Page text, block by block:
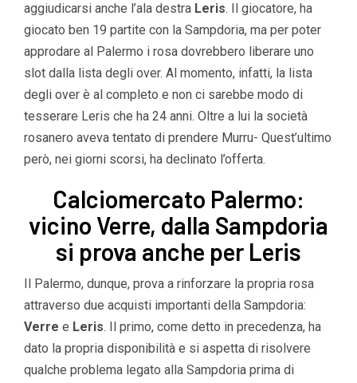
aggiudicarsi anche l’ala destra Leris. Il giocatore, ha
giocato ben 19 partite con la Sampdoria, ma per poter
approdare al Palermo i rosa dovrebbero liberare uno
slot dalla lista degli over. Al momento, infatti, la lista
degli over è al completo e non ci sarebbe modo di
tesserare Leris che ha 24 anni. Oltre a lui la società
rosanero aveva tentato di prendere Murru- Quest’ultimo
però, nei giorni scorsi, ha declinato l’offerta.
Calciomercato Palermo:
vicino Verre, dalla Sampdoria
si prova anche per Leris
Il Palermo, dunque, prova a rinforzare la propria rosa
attraverso due acquisti importanti della Sampdoria:
Verre e Leris. Il primo, come detto in precedenza, ha
dato la propria disponibilità e si aspetta di risolvere
qualche problema legato alla Sampdoria prima di